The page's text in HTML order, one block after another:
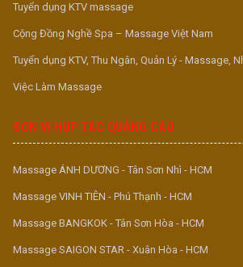
Tuyển dụng KTV massage
Cộng Đồng Nghề Spa – Massage Việt Nam
Tuyển dụng KTV, Thu Ngân, Quản Lý - Massage,
Việc Làm Massage
ĐƠN VỊ HỢP TÁC QUẢNG CÁO
Massage ÁNH DƯƠNG - Tân Sơn Nhì - HCM
Massage VINH TIÊN - Phú Thạnh - HCM
Massage BANGKOK - Tân Sơn Hòa - HCM
Massage SAIGON STAR - Xuân Hòa - HCM